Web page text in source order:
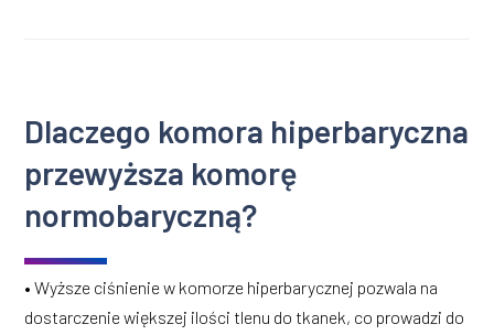
Dlaczego komora hiperbaryczna
przewyższa komorę
normobaryczną?
• Wyższe ciśnienie w komorze hiperbarycznej pozwala na
dostarczenie większej ilości tlenu do tkanek, co prowadzi do